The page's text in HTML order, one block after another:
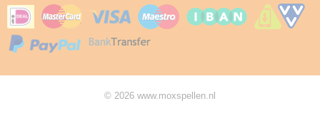
© 2026 www.moxspellen.nl